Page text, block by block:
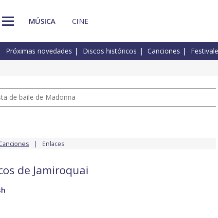
MÚSICA CINE
Próximas novedades Discos históricos Canciones
de baile de Madonna
Enlaces
de Jamiroquai